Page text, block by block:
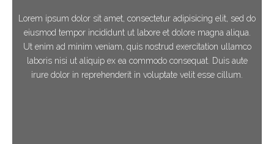
Lorem ipsum dolor sit amet, consectetur adipisicing elit, sed do
eiusmod tempor incididunt ut labore et dolore magna aliqua.
Ut enim ad minim veniam, quis nostrud exercitation ullamco
laboris nisi ut aliquip ex ea commodo consequat. Duis aute
irure dolor in reprehenderit in voluptate velit esse cillum.